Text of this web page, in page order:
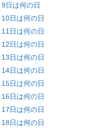
日は何の日
日は何の日
日は何の日
日は何の日
日は何の日
日は何の日
日は何の日
日は何の日
日は何の日
日は何の日